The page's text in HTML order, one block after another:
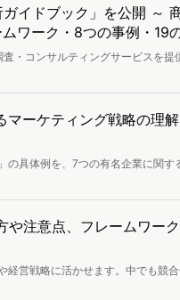
イドブック」を公開 ～
ワーク・8つの事例・19
・コンサルティングサービスを
ナ」にて公開した記事から厳選
マーケティング戦略の理解
具体例を、7つの有名企業に関
場・顧客（Customer）の3つの視
3C分析の進め方を紹介します。
や注意点、フレームワーク
営戦略に活かせます。中でも競
サービスとは何か」を考える上